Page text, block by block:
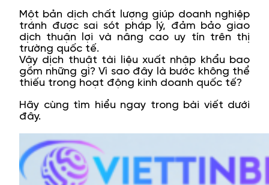
Một bản dịch chất lượng giúp doanh nghiệp
tránh được sai sót pháp lý, đảm bảo giao
dịch thuận lợi và nâng cao uy tín trên thị
trường quốc tế.
Vậy dịch thuật tài liệu xuất nhập khẩu bao
gồm những gì? Vì sao đây là bước không thể
thiếu trong hoạt động kinh doanh quốc tế?
Hãy cùng tìm hiểu ngay trong bài viết dưới
đây.